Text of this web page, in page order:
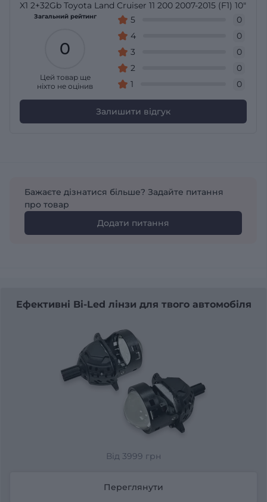
X1 2+32Gb Toyota Land Cruiser 11 200 2007-2015 (F1) 10"
Загальний рейтинг
0
Цей товар ще
ніхто не оцінив
5
0
4
0
3
0
2
0
1
0
Залишити відгук
Бажаєте дізнатися більше? Задайте питання
про товар
Додати питання
Ефективні Bi-Led лінзи для твого автомобіля
Від 3999 грн
Переглянути